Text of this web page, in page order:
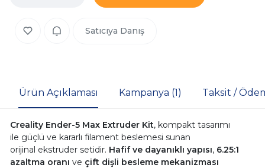
Satıcıya Danış
Ürün Açıklaması Kampanya (1) Taksit /
Creality Ender-5 Max Extruder Kit, kompakt tasarımı
ile güçlü ve kararlı filament beslemesi sunan
orijinal ekstruder setidir. Hafif ve dayanıklı yapısı, 6.25:1
azaltma oranı ve çift dişli besleme mekanizması